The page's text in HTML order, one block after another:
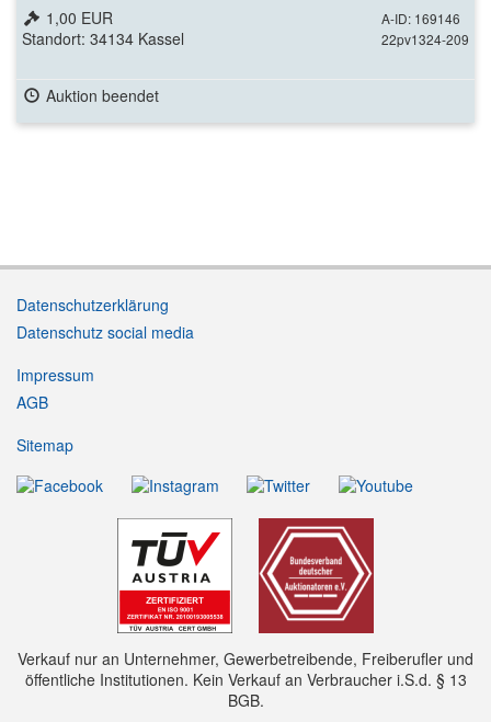
A-ID: 169146
22pv1324-209
1,00 EUR
Standort: 34134 Kassel
Auktion beendet
Datenschutzerklärung
Datenschutz social media
Impressum
AGB
Sitemap
Verkauf nur an Unternehmer, Gewerbetreibende, Freiberufler und
öffentliche Institutionen. Kein Verkauf an Verbraucher i.S.d. § 13
BGB.